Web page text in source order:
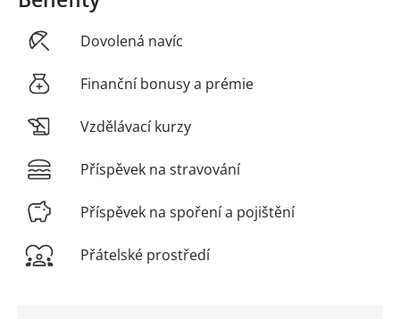
Dovolená navíc
Finanční bonusy a prémie
Vzdělávací kurzy
Příspěvek na stravování
Příspěvek na spoření a pojištění
Přátelské prostředí